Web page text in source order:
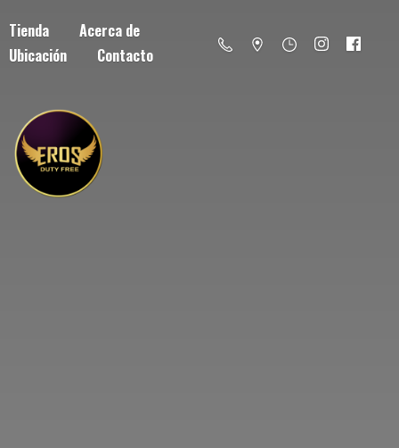
Tienda
Acerca de
Ubicación
Contacto